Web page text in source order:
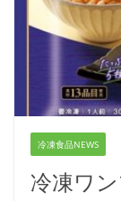
冷凍食品NEWS
冷凍ワ